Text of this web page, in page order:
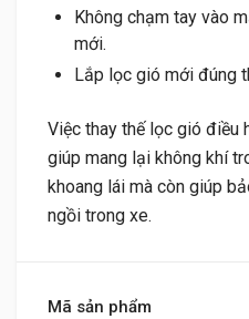
Không chạm tay vào
mới.
Lắp lọc gió mới đúng
Việc thay thế lọc gió điều
giúp mang lại không khí
khoang lái mà còn giúp
ngồi trong xe.
Mã sản phẩm